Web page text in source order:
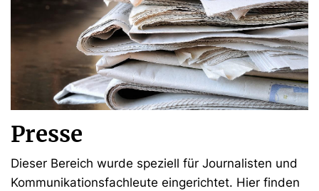
Presse
Dieser Bereich wurde speziell für Journalisten und
Kommunikationsfachleute eingerichtet. Hier finden